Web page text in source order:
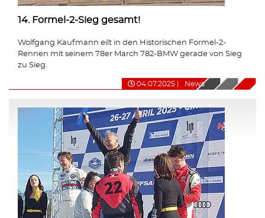
14. Formel-2-Sieg gesamt!
Wolfgang Kaufmann eilt in den Historischen Formel-2-
Rennen mit seinem 78er March 782-BMW gerade von Sieg
zu Sieg.
04.07.2025 News